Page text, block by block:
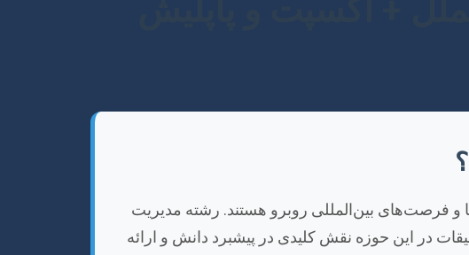
و فرصت‌های بین‌المللی روبرو هستند. رشته مدیریت
در این حوزه نقش کلیدی در پیشبرد دانش و ارائه